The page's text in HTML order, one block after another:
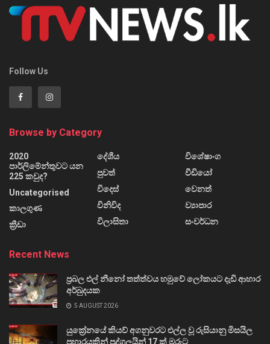
Follow Us
Browse by Category
2020
පාර්ලිමේන්තුවට යන
225 කවුද?
Uncategorised
කාලගුණ
ක්‍රීඩා
දේශීය
පුවත්
විදෙස්
විනිවිද
විලාසිතා
විශේෂාංග
වීඩියෝ
වෙනත්
ව්‍යාපාර
සංවර්ධන
Recent News
ප්‍රබල එල් නීනෝ තත්ත්වය හමුවේ ලෝකයට දැඩි ආහාර
අර්බුදයක
5 AUGUST 2026
යුක්‍රේනයේ කියව් අගනුවරට එල්ල වූ රුසියානු මිසයිල
ප්‍රහාරයකින් පුද්ගලයින් 17 ක් මරුට